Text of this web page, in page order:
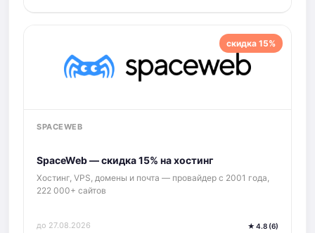
скидка 15%
SPACEWEB
SpaceWeb — скидка 15% на хостинг
Хостинг, VPS, домены и почта — провайдер с 2001 года,
222 000+ сайтов
до 27.08.2026 ★ 4.8 (6)